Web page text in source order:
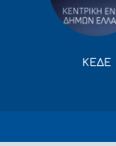
ΚΕΔΕ